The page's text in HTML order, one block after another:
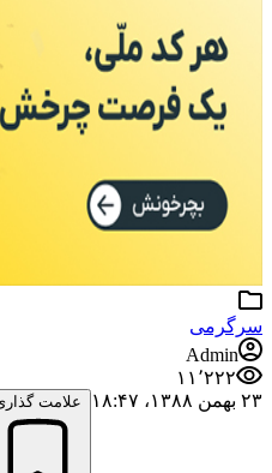
سرگرمی
Admin
۱۱٬۲۲۲
۲۳ بهمن ۱۳۸۸،‏ ۱۸:۴۷
علامت